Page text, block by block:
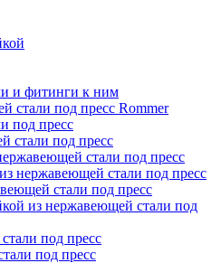
и фитинги к ним
стали под пресс Rommer
под пресс
стали под пресс
стали под пресс
нержавеющей стали под пресс
стали под пресс
из нержавеющей стали под
под пресс
под пресс